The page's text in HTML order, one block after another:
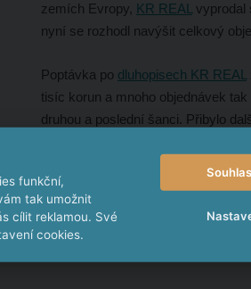
zemích Evropy, KR REAL vyprodal
nyní se rozhodl navýšit celkový
Poptávka po dluhopisech KR REAL
tisíc korun a mnoho objednávek
druhou a poslední šanci. Přibylo
mlýn už jsou na cestě do Česka a
prostory a zakoupit stroj na výrobu
Dluhopisy můžete objednat zde
funkční,
tak umožnit
cílit reklamou. Své
cookies.